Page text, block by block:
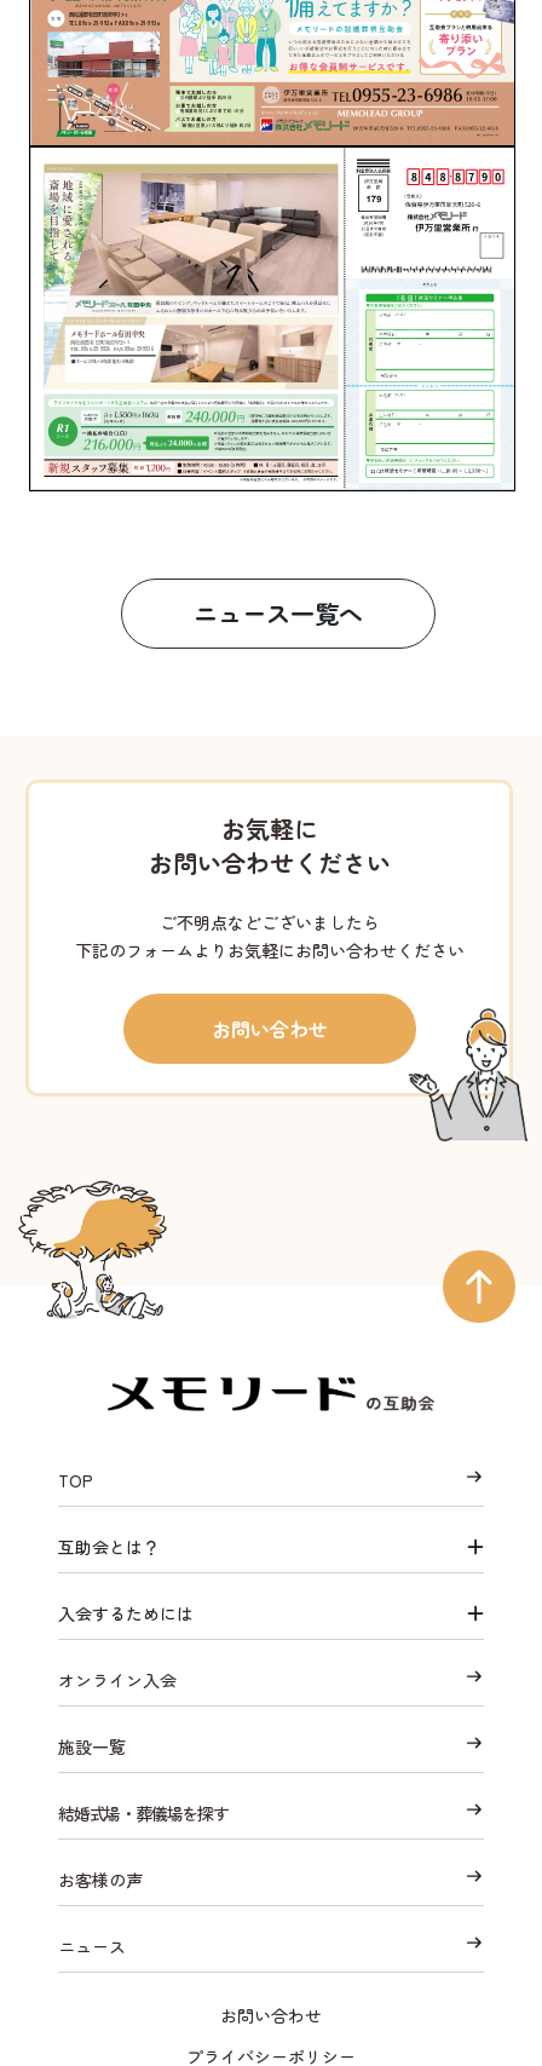
ニュース一覧へ
お気軽に
お問い合わせください
ご不明点などございましたら
下記のフォームよりお気軽にお問い合わせください
お問い合わせ
TOP
互助会とは？
入会するためには
オンライン入会
施設一覧
結婚式場・葬儀場を探す
お客様の声
ニュース
お問い合わせ
プライバシーポリシー